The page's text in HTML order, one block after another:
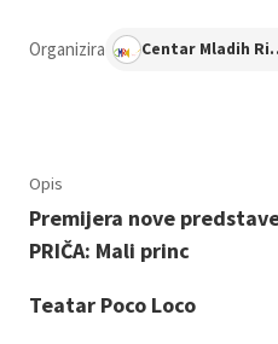
Organizira
Opis
Premijera nove predstave
PRIČA: Mali princ
Teatar Poco Loco